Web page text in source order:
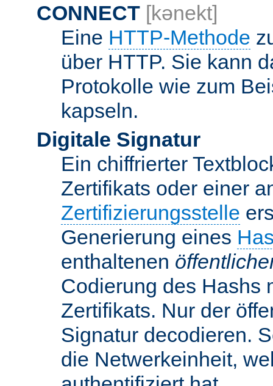
CONNECT [kənekt]
Eine HTTP-Methode
über HTTP. Sie kann
Protokolle wie zum
kapseln.
Digitale Signatur
Ein chiffrierter
Zertifikats oder einer
Zertifizierungsstelle
Generierung eines
enthaltenen
Codierung des Hashs
Zertifikats. Nur der
Signatur decodieren.
die Netwerkeinheit,